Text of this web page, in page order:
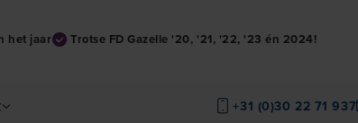
het jaar Trotse FD Gazelle '20, '21, '22, '23 én 2024!
+31 (0)30 22 71 937